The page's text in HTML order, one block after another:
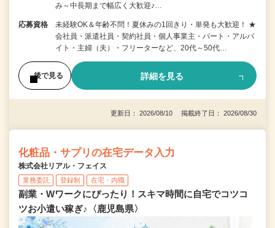
み～中長期まで幅広く大歓迎♪…
応募資格
未経験OK＆年齢不問！夏休みの1回きり・単発も大歓迎！ ★
会社員・派遣社員・契約社員・個人事業主・パート・アルバ
イト・主婦（夫）・フリーターなど、20代～50代…
後で見る 詳細を見る
更新日： 2026/08/10 掲載終了日： 2026/08/30
化粧品・サプリの在宅データ入力
株式会社リアル・フェイス
業務委託 登録制 在宅・内職
副業・Wワークにぴったり！スキマ時間に自宅でコツコ
ツお小遣い稼ぎ♪〈鹿児島県〉